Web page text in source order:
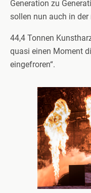
Generation zu
sollen nun auch in der
44,4 Tonnen
quasi einen Moment
eingefroren“.